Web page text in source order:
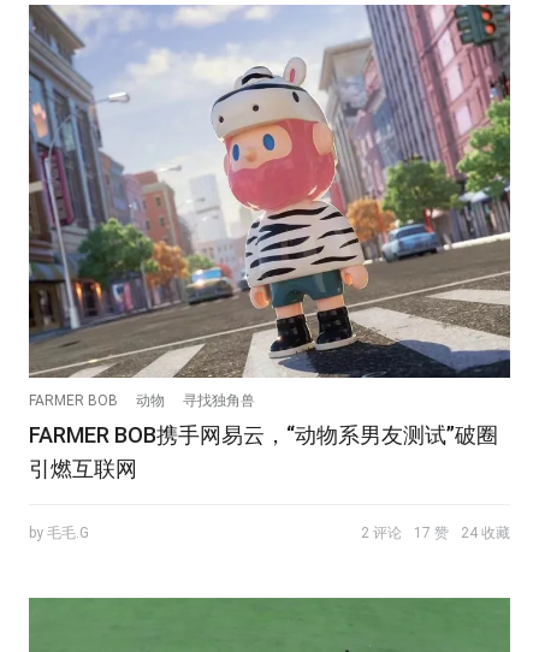
FARMER BOB 动物 寻找独角兽
FARMER BOB携手网易云，“动物系男友测试”破圈
引燃互联网
by 毛毛.G 2 评论 17 赞 24 收藏